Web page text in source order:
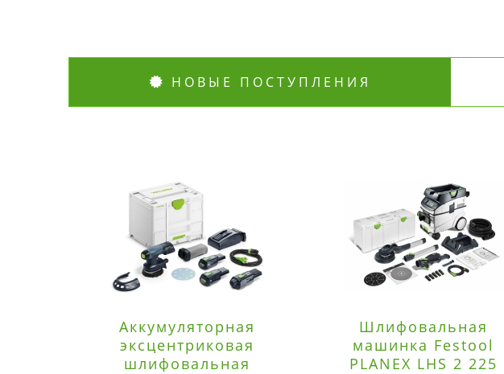
НОВЫЕ ПОСТУПЛЕНИЯ
Аккумуляторная
эксцентриковая
шлифовальная
Шлифовальная
машинка Festool
PLANEX LHS 2 225